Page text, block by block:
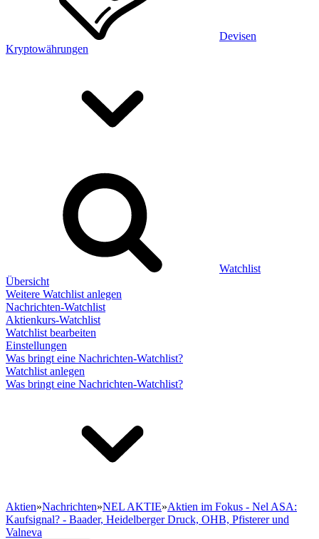
Devisen
Kryptowährungen
Watchlist
Übersicht
Weitere Watchlist anlegen
Nachrichten-Watchlist
Aktienkurs-Watchlist
Watchlist bearbeiten
Einstellungen
Was bringt eine Nachrichten-Watchlist?
Watchlist anlegen
Was bringt eine Nachrichten-Watchlist?
Aktien»Nachrichten»NEL AKTIE»Aktien im Fokus - Nel ASA:
Kaufsignal? - Baader, Heidelberger Druck, OHB, Pfisterer und
Valneva